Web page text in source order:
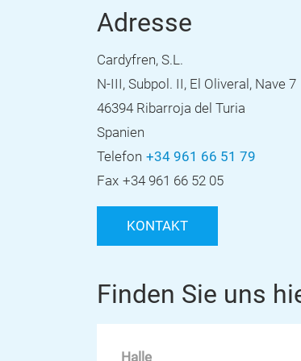
Adresse
Cardyfren, S.L.
N-III, Subpol. II, El Oliveral, Nave 7
46394 Ribarroja del Turia
Spanien
Telefon +34 961 66 51 79
Fax +34 961 66 52 05
KONTAKT
Finden Sie uns
Halle